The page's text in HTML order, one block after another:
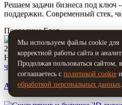
Решаем задачи бизнеса под ключ
поддержки. Современный стек,
Последние Блог
2026-07-04
Нейросети уже автоматизируют
читать далее
AI-ассеты и автоматизация
Мы используем файлы cookie для
корректной работы сайта и
Продолжая пользоваться сайтом,
соглашаетесь с политикой cookie и
обработкой персональных данных.